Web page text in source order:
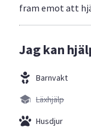
fram emot att
Jag kan
Barnvakt
Läxhjälp
Husdjur